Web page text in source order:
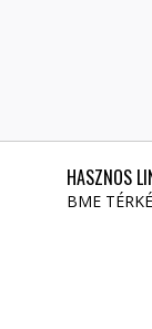
HASZNOS
BME